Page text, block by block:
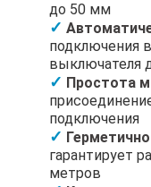
до 50 мм
подключения
выключателя
Простота
подключения
гарантирует
метров